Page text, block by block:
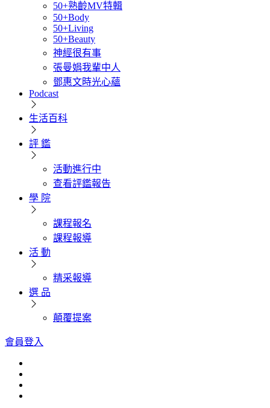
50+熟齡MV特輯
50+Body
50+Living
50+Beauty
神經很有事
張曼娟我輩中人
鄧惠文時光心蘊
Podcast
生活百科
評 鑑
活動進行中
查看評鑑報告
學 院
課程報名
課程報導
活 動
精采報導
選 品
顛覆提案
會員登入